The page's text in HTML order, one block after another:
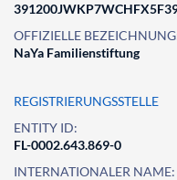
OFFIZIELLE
NaYa Familienstiftung
REGISTRIERUNGSSTELLE
ENTITY ID:
FL-0002.643.869-0
INTERNATIONALER NAME: